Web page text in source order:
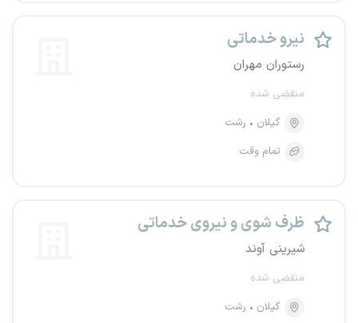
نیرو خدماتی
رستوران مهران
منقضی شده
گیلان
رشت
تمام وقت
ظرف شوی و نیروی خدماتی
شیرینی آوند
منقضی شده
گیلان
رشت